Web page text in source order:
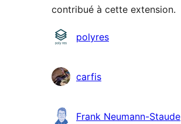
contribué à cette extension.
Contributeurs
polyres
carfis
Frank Neumann-Staude